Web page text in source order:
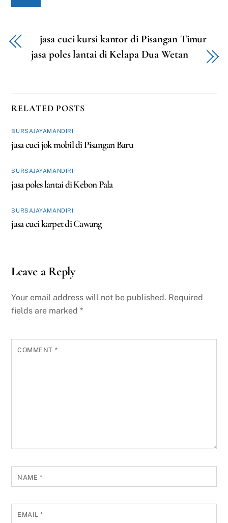
jasa cuci kursi kantor di Pisangan Timur
jasa poles lantai di Kelapa Dua Wetan
RELATED POSTS
BURSAJAYAMANDIRI
jasa cuci jok mobil di Pisangan Baru
BURSAJAYAMANDIRI
jasa poles lantai di Kebon Pala
BURSAJAYAMANDIRI
jasa cuci karpet di Cawang
Leave a Reply
Your email address will not be published. Required
fields are marked*
COMMENT *
NAME *
EMAIL*